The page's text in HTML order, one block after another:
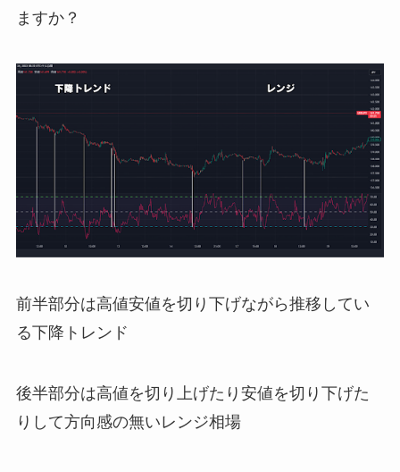
ますか？
前半部分は高値安値を切り下げながら推移してい
る下降トレンド
後半部分は高値を切り上げたり安値を切り下げた
りして方向感の無いレンジ相場